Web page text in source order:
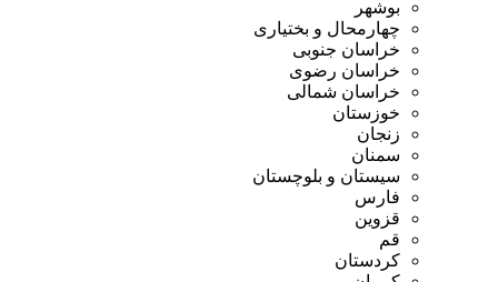
بوشهر
چهارمحال و بختیاری
خراسان جنوبی
خراسان رضوی
خراسان شمالی
خوزستان
زنجان
سمنان
سیستان و بلوچستان
فارس
قزوین
قم
کردستان